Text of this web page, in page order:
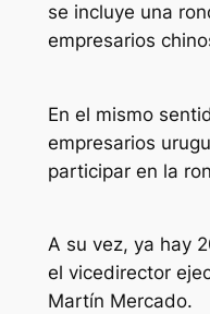
se incluye una
empresarios
En el mismo
empresarios
participar en la
A su vez, ya hay
el vicedirector
Martín Mercado.